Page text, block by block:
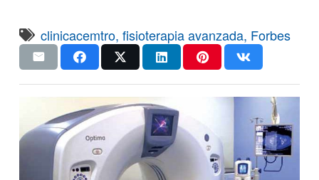
clinicacemtro,fisioterapia avanzada, Forbes